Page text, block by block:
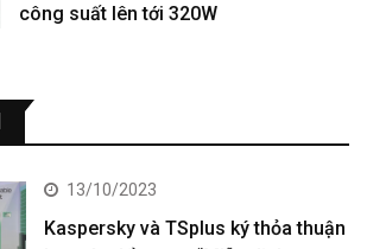
công suất lên tới 320W
13/10/2023
Kaspersky và TSplus ký thỏa thuận